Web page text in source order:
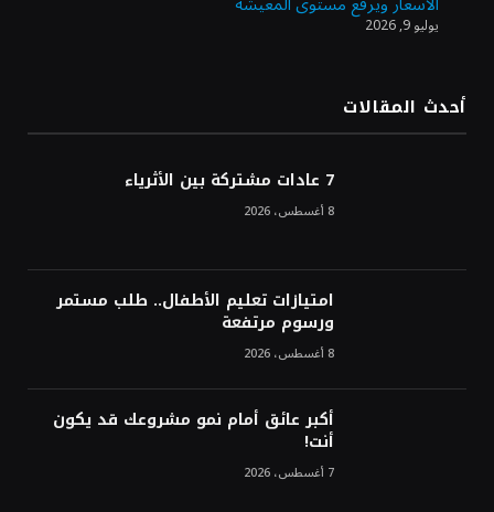
الدولار الأمريكي يتراجع قرب أدنى مستوياته
ترقب تطورات الوساطة بشأن الحرب
يوليو 9, 2026
أحدث المقالات
7 عادات مشتركة بين الأثرياء
8 أغسطس، 2026
امتيازات تعليم الأطفال.. طلب مستمر
ورسوم مرتفعة
8 أغسطس، 2026
أكبر عائق أمام نمو مشروعك قد يكون
أنت!
7 أغسطس، 2026